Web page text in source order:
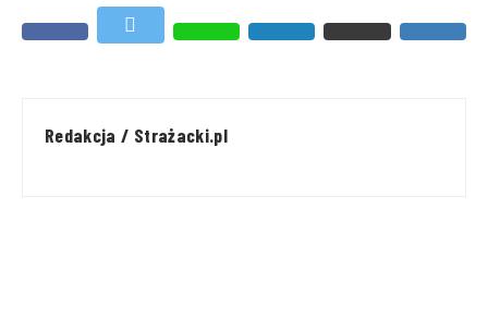
Redakcja / Strażacki.pl